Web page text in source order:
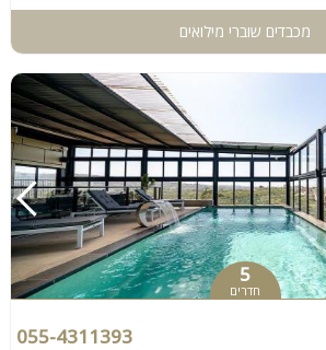
מכבדים שוברי מילואים
5
חדרים
055-4311393